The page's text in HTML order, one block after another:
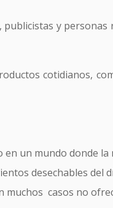
y personas
cotidianos,
un mundo donde
desechables del
muchos casos no